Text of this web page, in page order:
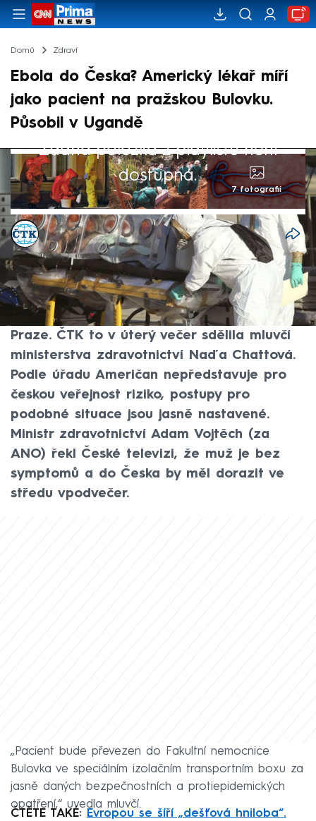
Domů Zdraví
Ebola do Česka? Americký lékař míří
jako pacient na pražskou Bulovku.
Působil v Ugandě
Žádná položka z playlistu není
dostupná.
7 fotografií
ČTK
Akt. 19. kvě 2026, 23:22• 19. kvě 2026, 22:14
Česko se připravuje na přijetí Američana s
podezřením na nákazu virem ebola. Bude
převezen do Fakultní nemocnice Bulovka v
Praze. ČTK to v úterý večer sdělila mluvčí
ministerstva zdravotnictví Naďa Chattová.
Podle úřadu Američan nepředstavuje pro
českou veřejnost riziko, postupy pro
podobné situace jsou jasně nastavené.
Ministr zdravotnictví Adam Vojtěch (za
ANO) řekl České televizi, že muž je bez
symptomů a do Česka by měl dorazit ve
středu vpodvečer.
„Pacient bude převezen do Fakultní nemocnice
Bulovka ve speciálním izolačním transportním boxu za
jasně daných bezpečnostních a protiepidemických
opatření,“ uvedla mluvčí.
ČTĚTE TAKÉ:
Evropou se šíří „dešťová hniloba“.